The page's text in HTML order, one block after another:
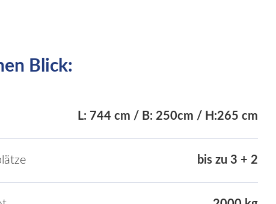
Blick:
L: 744 cm / B: 250cm / H:265 cm
bis zu 3 + 2